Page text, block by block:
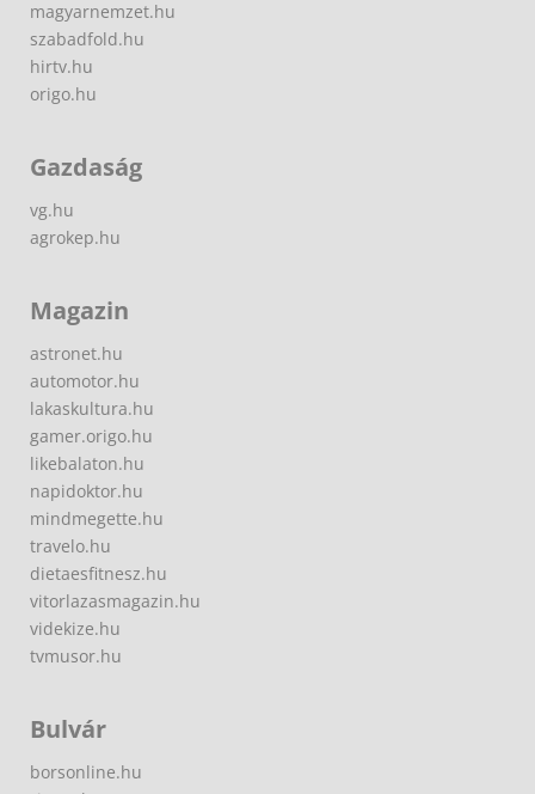
magyarnemzet.hu
szabadfold.hu
hirtv.hu
origo.hu
Gazdaság
vg.hu
agrokep.hu
Magazin
astronet.hu
automotor.hu
lakaskultura.hu
gamer.origo.hu
likebalaton.hu
napidoktor.hu
mindmegette.hu
travelo.hu
dietaesfitnesz.hu
vitorlazasmagazin.hu
videkize.hu
tvmusor.hu
Bulvár
borsonline.hu